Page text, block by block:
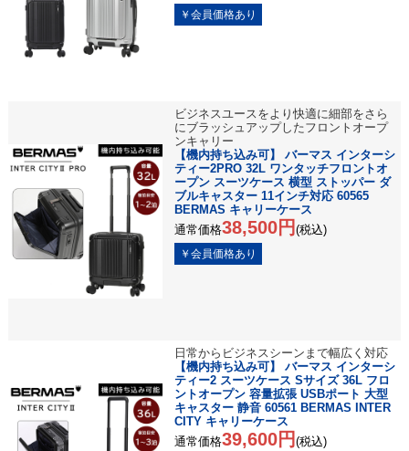
ビジネスユースをより快適に細部をさら
にブラッシュアップしたフロントオープ
ンキャリー
【機内持ち込み可】 バーマス インターシ
ティー2PRO 32L ワンタッチフロントオ
ープン スーツケース 横型 ストッパー ダ
ブルキャスター 11インチ対応 60565
BERMAS キャリーケース
通常価格38,500円 (税込)
日常からビジネスシーンまで幅広く対応
【機内持ち込み可】 バーマス インターシ
ティー2 スーツケース Sサイズ 36L フロ
ントオープン 容量拡張 USBポート 大型
キャスター 静音 60561 BERMAS INTER
CITY キャリーケース
通常価格39,600円 (税込)